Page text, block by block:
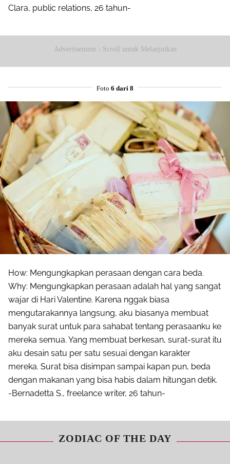
Clara, public relations, 26 tahun-
Advertisement - Scroll untuk Melanjutkan
Foto 6 dari 8
How: Mengungkapkan perasaan dengan cara beda.
Why: Mengungkapkan perasaan adalah hal yang sangat
wajar di Hari Valentine. Karena nggak biasa
mengutarakannya langsung, aku biasanya membuat
banyak surat untuk para sahabat tentang perasaanku ke
mereka semua. Yang membuat berkesan, surat-surat itu
aku desain satu per satu sesuai dengan karakter
mereka. Surat bisa disimpan sampai kapan pun, beda
dengan makanan yang bisa habis dalam hitungan detik.
-Bernadetta S., freelance writer, 26 tahun-
ZODIAC OF THE DAY